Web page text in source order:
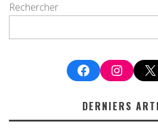
Rechercher
Facebook X
DERNIERS